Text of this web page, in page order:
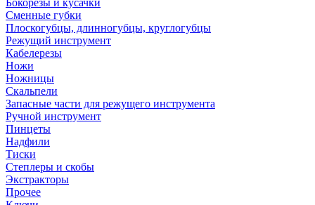
Бокорезы и кусачки
Сменные губки
Плоскогубцы, длинногубцы, круглогубцы
Режущий инструмент
Кабелерезы
Ножи
Ножницы
Скальпели
Запасные части для режущего инструмента
Ручной инструмент
Пинцеты
Надфили
Тиски
Степлеры и скобы
Экстракторы
Прочее